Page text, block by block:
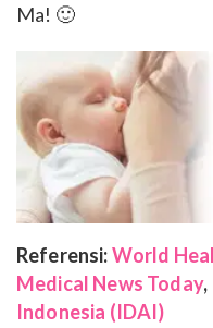
Ma! 🙂
Referensi:World
Medical News Today,
Indonesia (IDAI)